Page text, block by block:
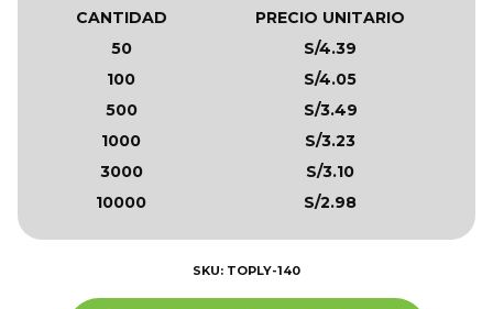
CANTIDAD
PRECIO UNITARIO
50
S/4.39
100
S/4.05
500
S/3.49
1000
S/3.23
3000
S/3.10
10000
S/2.98
SKU: TOPLY-140